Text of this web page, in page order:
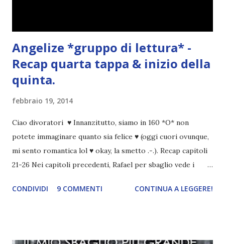
Angelize *gruppo di lettura* -
Recap quarta tappa & inizio della
quinta.
febbraio 19, 2014
Ciao divoratori ♥ Innanzitutto, siamo in 160 *O* non
potete immaginare quanto sia felice ♥ (oggi cuori ovunque,
mi sento romantica lol ♥ okay, la smetto .-.). Recap capitoli
21-26 Nei capitoli precedenti, Rafael per sbaglio vede i
incontrano e Hesediel mostra loro come combattere i puri.
CONDIVIDI 9 COMMENTI CONTINUA A LEGGERE!